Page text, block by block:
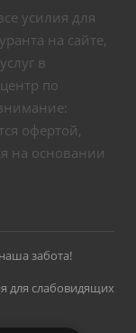
усилия для
на сайте,
в
по
офертой,
на основании
забота!
для слабовидящих